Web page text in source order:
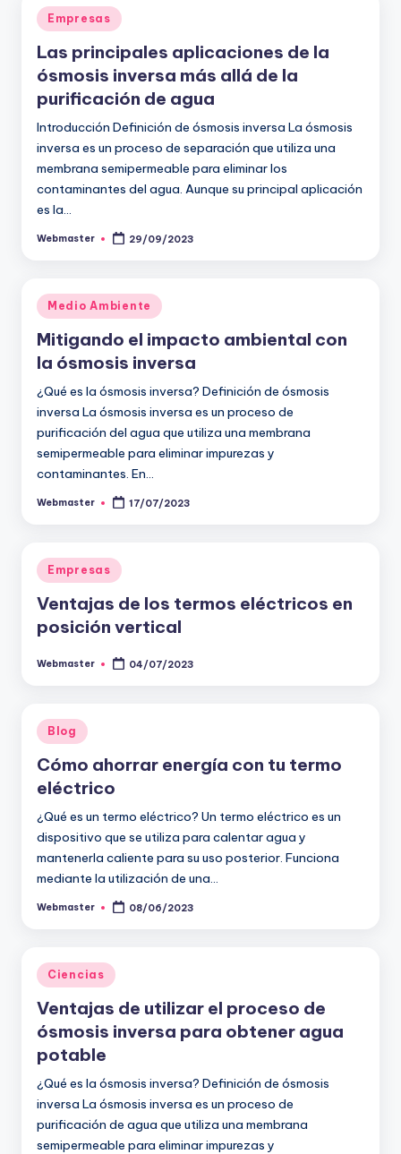
Publicado
en
Empresas
Las principales aplicaciones de la
ósmosis inversa más allá de la
purificación de agua
Introducción Definición de ósmosis inversa La ósmosis
inversa es un proceso de separación que utiliza una
membrana semipermeable para eliminar los
contaminantes del agua. Aunque su principal aplicación
es la…
Publicado
Webmaster 29/09/2023
Publicado
en
Medio Ambiente
Mitigando el impacto ambiental con
la ósmosis inversa
¿Qué es la ósmosis inversa? Definición de ósmosis
inversa La ósmosis inversa es un proceso de
purificación del agua que utiliza una membrana
semipermeable para eliminar impurezas y
contaminantes. En…
Publicado
Webmaster 17/07/2023
Publicado
en
Empresas
Ventajas de los termos eléctricos en
posición vertical
Publicado
Webmaster 04/07/2023
Publicado
en
Blog
Cómo ahorrar energía con tu termo
eléctrico
¿Qué es un termo eléctrico? Un termo eléctrico es un
dispositivo que se utiliza para calentar agua y
mantenerla caliente para su uso posterior. Funciona
mediante la utilización de una…
Publicado
Webmaster 08/06/2023
Publicado
en
Ciencias
Ventajas de utilizar el proceso de
ósmosis inversa para obtener agua
potable
¿Qué es la ósmosis inversa? Definición de ósmosis
inversa La ósmosis inversa es un proceso de
purificación de agua que utiliza una membrana
semipermeable para eliminar impurezas y